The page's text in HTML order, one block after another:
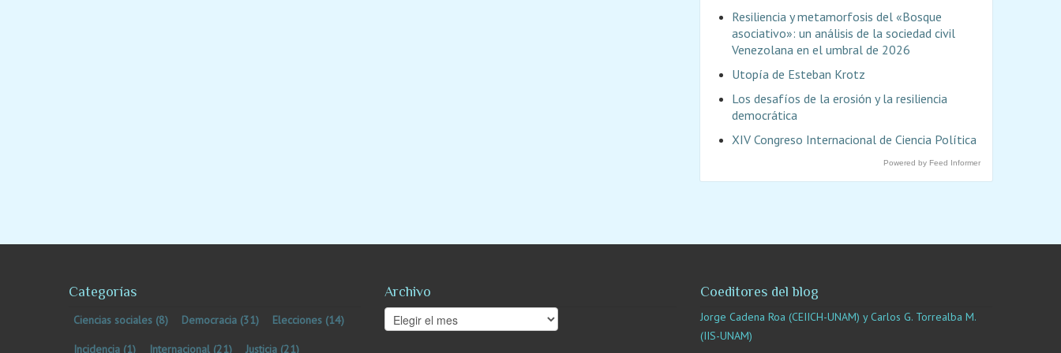
Resiliencia y metamorfosis del «Bosque
asociativo»: un análisis de la sociedad civil
Venezolana en el umbral de 2026
Utopía de Esteban Krotz
Los desafíos de la erosión y la resiliencia
democrática
XIV Congreso Internacional de Ciencia Política
Powered by Feed Informer
Categorías
Ciencias sociales (8) Democracia (31) Elecciones (14)
Incidencia (1) Internacional (21) Justicia (21)
Archivo
Archivo
Coeditores del blog
Jorge Cadena Roa (CEIICH-UNAM) y Carlos G. Torrealba M.
(IIS-UNAM)